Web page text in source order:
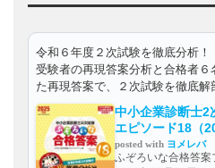
令和６年度２次試験を徹底分析！
受験者の再現答案分析と合格者
た再現答案で、２次試験を徹底解
中小企業診断士2
エピソード18（
posted with ヨメレバ
ふぞろいな合格答案